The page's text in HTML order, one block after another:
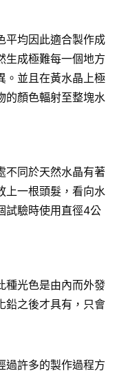
平均因此適合製作成
生成極難每一個地方
。並且在黃水晶上極
的顏色輻射至整塊水
不同於天然水晶有著
上一根頭髮，看向水
試驗時使用直徑4公
種光色是由內而外發
鉛之後才具有，只會
過許多的製作過程方